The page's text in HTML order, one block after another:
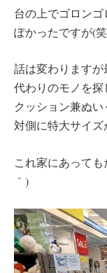
台の上でゴロン
ぽかったですが(
話は変わります
代わりのモノを
クッション兼ぬ
対側に特大サイズ
これ家にあって
｀)